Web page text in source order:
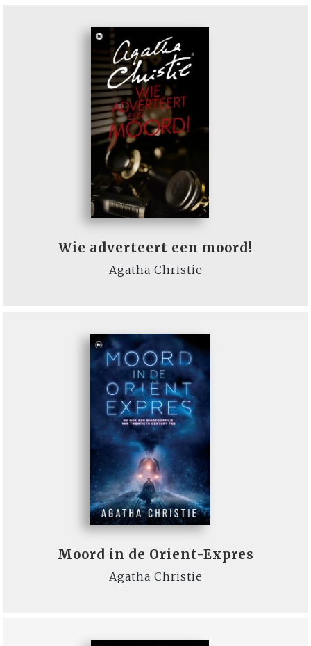
Wie adverteert een moord!
Agatha Christie
Moord in de Orient-Expres
Agatha Christie